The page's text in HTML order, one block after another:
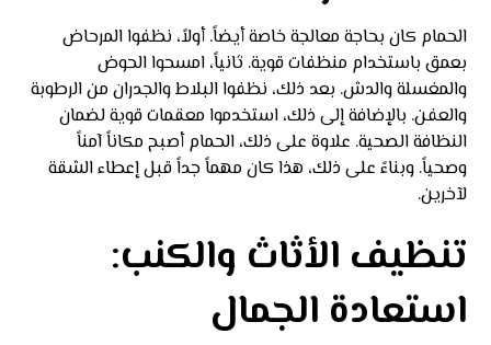
الحمام كان بحاجة معالجة خاصة أيضاً. أولاً، نظفوا المرحاض
بعمق باستخدام منظفات قوية. ثانياً، امسحوا الحوض
والمغسلة والدش. بعد ذلك، نظفوا البلاط والجدران من الرطوبة
والعفن. بالإضافة إلى ذلك، استخدموا معقمات قوية لضمان
النظافة الصحية. علاوة على ذلك، الحمام أصبح مكاناً آمناً
وصحياً. وبناءً على ذلك، هذا كان مهماً جداً قبل إعطاء الشقة
لآخرين.
تنظيف الأثاث والكنب:
استعادة الجمال